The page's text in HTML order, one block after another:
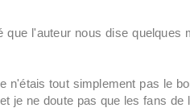
l'auteur nous dise quelques
tout simplement pas le
je ne doute pas que les fans de